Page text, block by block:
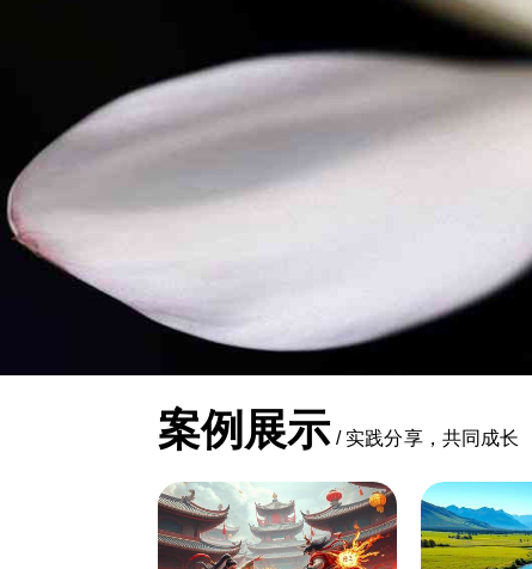
案例展示 / 实践分享，共同成长